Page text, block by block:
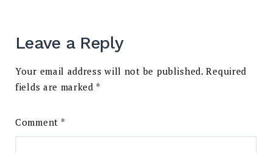
Leave a Reply
Your email address will not be published. Required
fields are marked *
Comment *